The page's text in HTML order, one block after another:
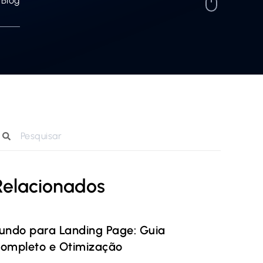
para Landing Page: Guia
e Otimização